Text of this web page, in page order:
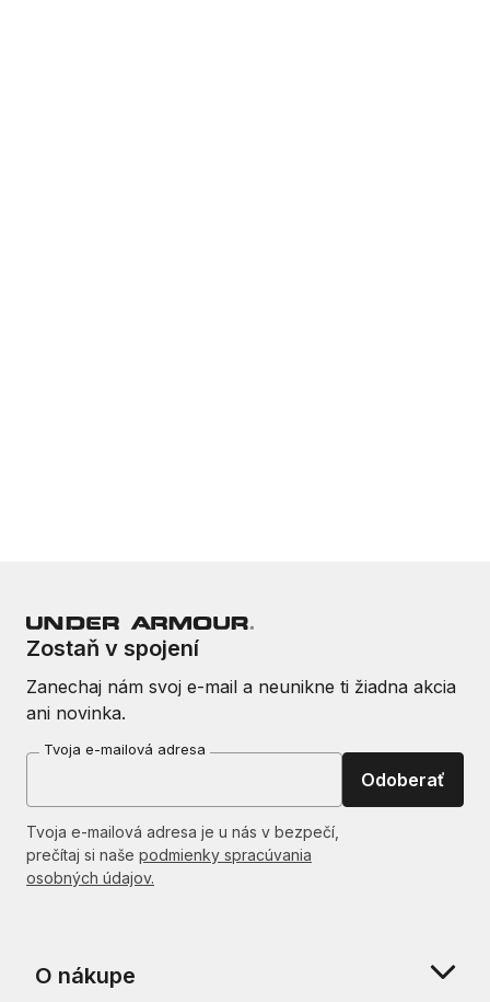
Zostaň v spojení
Zanechaj nám svoj e-mail a neunikne ti žiadna akcia
ani novinka.
Tvoja e-mailová adresa
Odoberať
Tvoja e-mailová adresa je u nás v bezpečí,
prečítaj si naše podmienky spracúvania
osobných údajov.
O nákupe